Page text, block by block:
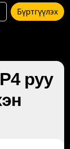
Бүртгүүлэх
руу